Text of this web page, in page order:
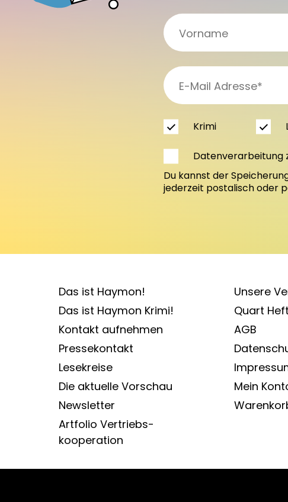
Krimi
Datenverarbeitung
Du kannst der
jederzeit postalisch oder
Das ist Haymon!
Das ist Haymon Krimi!
Kontakt aufnehmen
Pressekontakt
Lesekreise
Die aktuelle Vorschau
Newsletter
Artfolio Vertriebs­
kooperation
Unsere
Quart
AGB
Mein